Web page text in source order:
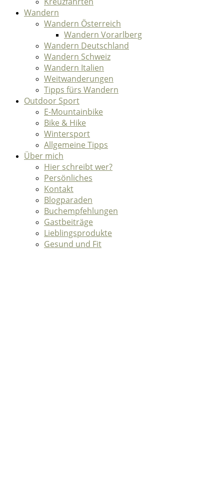
Wandern
Wandern Österreich
Wandern Vorarlberg
Wandern Deutschland
Wandern Schweiz
Wandern Italien
Weitwanderungen
Tipps fürs Wandern
Outdoor Sport
E-Mountainbike
Bike & Hike
Wintersport
Allgemeine Tipps
Über mich
Hier schreibt wer?
Persönliches
Kontakt
Blogparaden
Buchempfehlungen
Gastbeiträge
Lieblingsprodukte
Gesund und Fit